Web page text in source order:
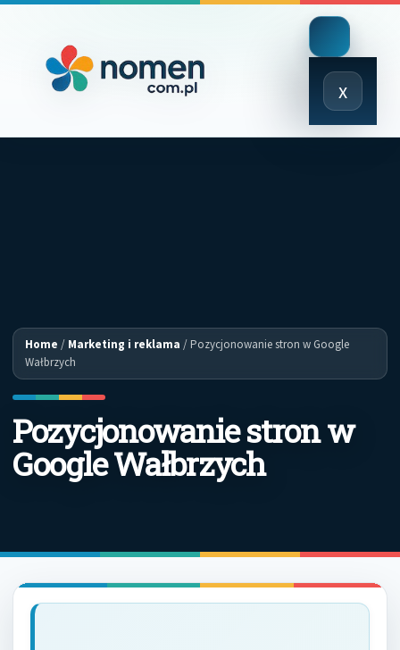
x
Close
Menu
Home / Marketing i reklama /Pozycjonowanie stron w Google
Wałbrzych
Pozycjonowanie stron w
Google Wałbrzych